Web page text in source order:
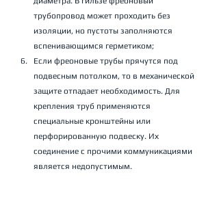
трубопровод может проходить без
изоляции, но пустоты заполняются
вспенивающимся герметиком;
Если фреоновые трубы прячутся под
подвесным потолком, то в механической
защите отпадает необходимость. Для
крепления труб применяются
специальные кронштейны или
перфорированную подвеску. Их
соединение с прочими коммуникациями
является недопустимым.